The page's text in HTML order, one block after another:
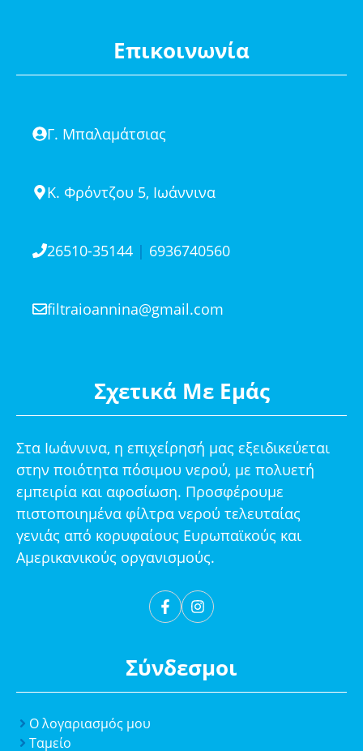
Σχετικά Με Εμάς
Στα Ιωάννινα, η επιχείρησή μας εξειδικεύεται
στην ποιότητα πόσιμου νερού, με πολυετή
εμπειρία και αφοσίωση. Προσφέρουμε
πιστοποιημένα φίλτρα νερού τελευταίας
γενιάς από κορυφαίους Ευρωπαϊκούς και
Αμερικανικούς οργανισμούς.
Σύνδεσμοι
Ο λογαριασμός μου
Ταμείο
Επικοινωνία
Γ. Μπαλαμάτσιας
Κ. Φρόντζου 5, Ιωάννινα
26510-35144 | 6936740560
filtraioannina@gmail.com